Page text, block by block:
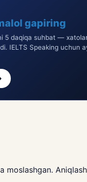
gapiring
5 daqiqa suhbat —
IELTS Speaking uchun